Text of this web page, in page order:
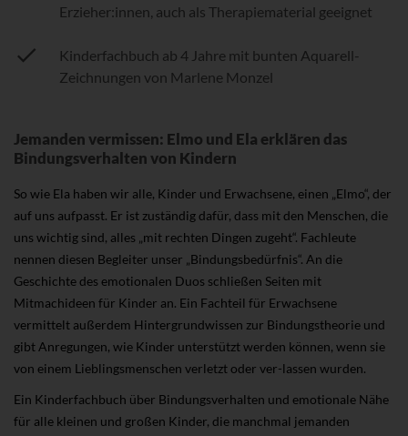
Erzieher:innen, auch als Therapiematerial geeignet
Kinderfachbuch ab 4 Jahre mit bunten Aquarell-
Zeichnungen von Marlene Monzel
Jemanden vermissen: Elmo und Ela erklären das
Bindungsverhalten von Kindern
So wie Ela haben wir alle, Kinder und Erwachsene, einen „Elmo“, der
auf uns aufpasst. Er ist zuständig dafür, dass mit den Menschen, die
uns wichtig sind, alles „mit rechten Dingen zugeht“. Fachleute
nennen diesen Begleiter unser „Bindungsbedürfnis“. An die
Geschichte des emotionalen Duos schließen Seiten mit
Mitmachideen für Kinder an. Ein Fachteil für Erwachsene
vermittelt außerdem Hintergrundwissen zur Bindungstheorie und
gibt Anregungen, wie Kinder unterstützt werden können, wenn sie
von einem Lieblingsmenschen verletzt oder ver-lassen wurden.
Ein Kinderfachbuch über Bindungsverhalten und emotionale Nähe
für alle kleinen und großen Kinder, die manchmal jemanden